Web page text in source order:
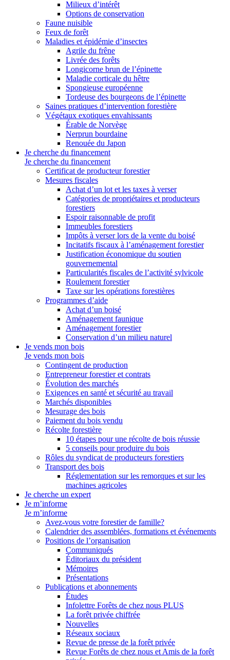
Milieux d’intérêt
Options de conservation
Faune nuisible
Feux de forêt
Maladies et épidémie d’insectes
Agrile du frêne
Livrée des forêts
Longicorne brun de l’épinette
Maladie corticale du hêtre
Spongieuse européenne
Tordeuse des bourgeons de l’épinette
Saines pratiques d’intervention forestière
Végétaux exotiques envahissants
Érable de Norvège
Nerprun bourdaine
Renouée du Japon
Je cherche du financement
Je cherche du financement
Certificat de producteur forestier
Mesures fiscales
Achat d’un lot et les taxes à verser
Catégories de propriétaires et producteurs
forestiers
Espoir raisonnable de profit
Immeubles forestiers
Impôts à verser lors de la vente du boisé
Incitatifs fiscaux à l’aménagement forestier
Justification économique du soutien
gouvernemental
Particularités fiscales de l’activité sylvicole
Roulement forestier
Taxe sur les opérations forestières
Programmes d’aide
Achat d’un boisé
Aménagement faunique
Aménagement forestier
Conservation d’un milieu naturel
Je vends mon bois
Je vends mon bois
Contingent de production
Entrepreneur forestier et contrats
Évolution des marchés
Exigences en santé et sécurité au travail
Marchés disponibles
Mesurage des bois
Paiement du bois vendu
Récolte forestière
10 étapes pour une récolte de bois réussie
5 conseils pour produire du bois
Rôles du syndicat de producteurs forestiers
Transport des bois
Réglementation sur les remorques et sur les
machines agricoles
Je cherche un expert
Je m’informe
Je m’informe
Avez-vous votre forestier de famille?
Calendrier des assemblées, formations et événements
Positions de l’organisation
Communiqués
Éditoriaux du président
Mémoires
Présentations
Publications et abonnements
Études
Infolettre Forêts de chez nous PLUS
La forêt privée chiffrée
Nouvelles
Réseaux sociaux
Revue de presse de la forêt privée
Revue Forêts de chez nous et Amis de la forêt